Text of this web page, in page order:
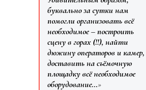
буквально за сутки нам
помогли организовать всё
необходимое – построить
сцену в горах (!!), найти
дюжину операторов и камер,
доставить на съёмочную
площадку всё необходимое
оборудование…»